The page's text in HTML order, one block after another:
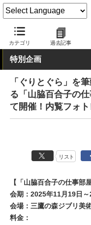
カテゴリ 過去記事
MANGA Watch イベント
特別企画
「ぐりとぐら」を
る「山脇百合子の
て開催！内覧フォト
リスト
【「山脇百合子の仕事部
会期：2025年11月19日～
会場：三鷹の森ジブリ美
料金：